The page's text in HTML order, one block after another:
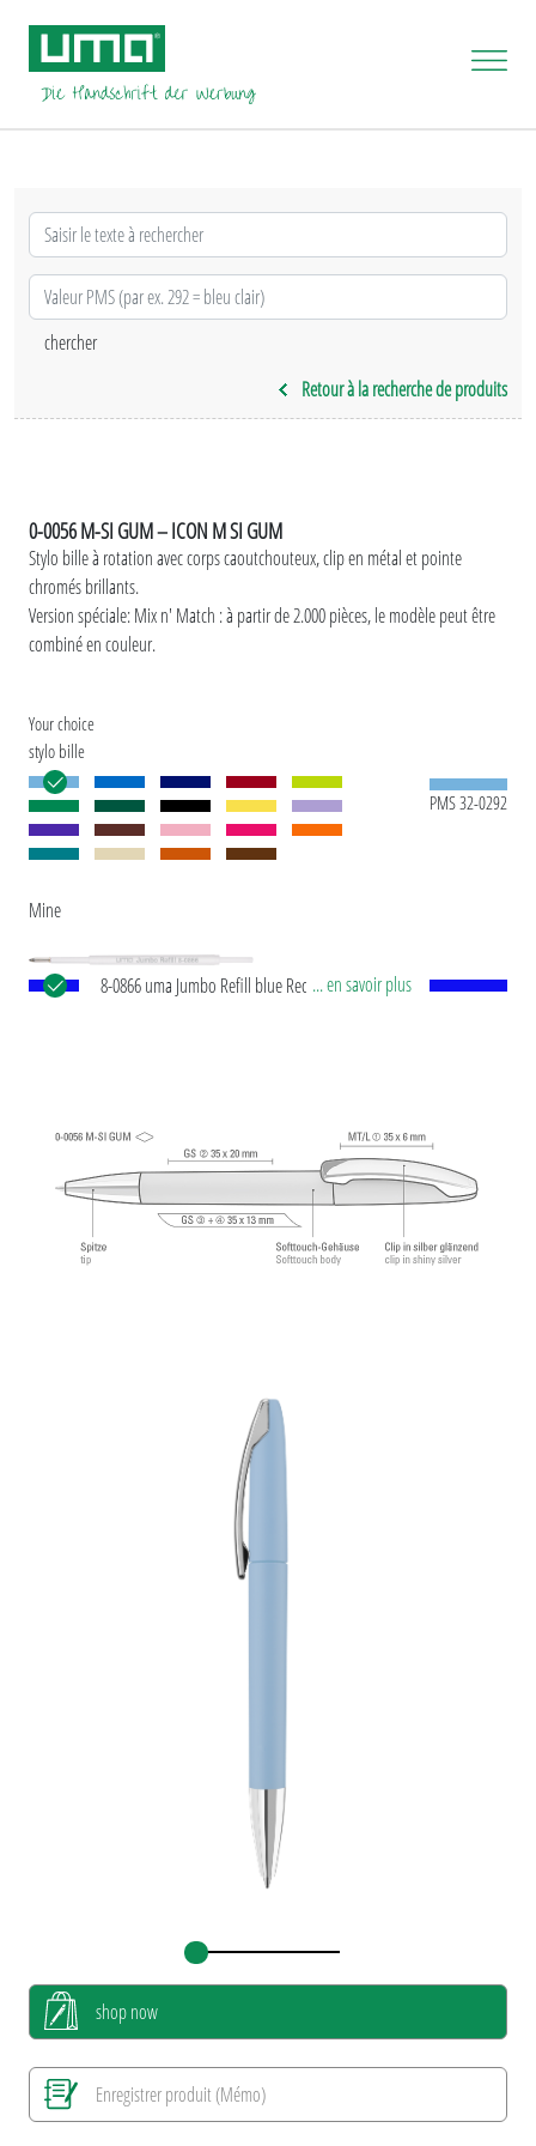
Retour à la recherche de produits
0-0056 M-SI GUM – ICON M SI GUM
Stylo bille à rotation avec corps caoutchouteux, clip en métal et pointe
chromés brillants.
Version spéciale: Mix n' Match : à partir de 2.000 pièces, le modèle peut être
combiné en couleur.
Your choice
stylo bille
PMS 32-0292
Mine
8-0866 uma Jumbo Refill blue Recharge
Dokumental
selon norme ISO 12757-2,
... en savoir plus
shop now
Enregistrer produit (Mémo)